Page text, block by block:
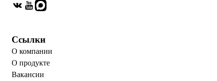
Ссылки
О компании
О продукте
Вакансии